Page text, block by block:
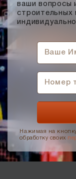
ваши вопросы
строительных
Нажимая на
обработку своих